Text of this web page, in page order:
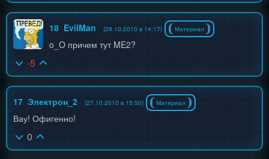
18 EvilMan (29.10.2010 в 14:17) Материал
o_O причем тут ME2?
-5
17 Электрон_2 (27.10.2010 в 15:50) Материал
Вау! Офигенно!
0